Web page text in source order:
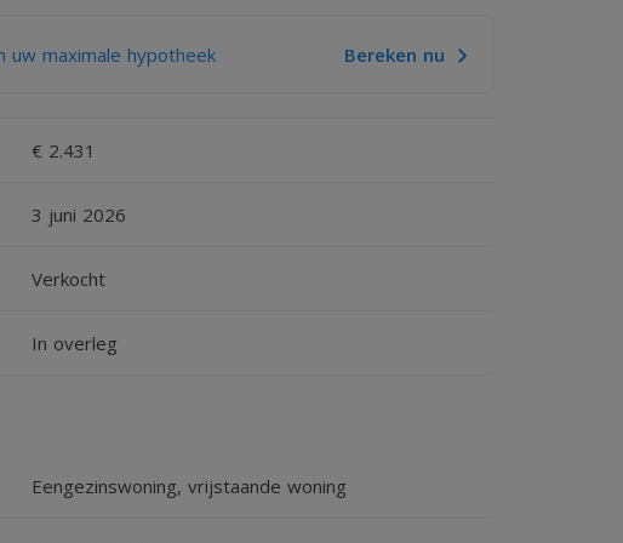
VV Irnsum (voetbal), KV Irnsum (kaatsen), TV
hal bevindt zich tevens de vernieuwde meterkast.
tot drie slaapkamers.
uw maximale hypotheek Bereken nu
€ 2.431
3 juni 2026
Verkocht
In overleg
Eengezinswoning, vrijstaande woning